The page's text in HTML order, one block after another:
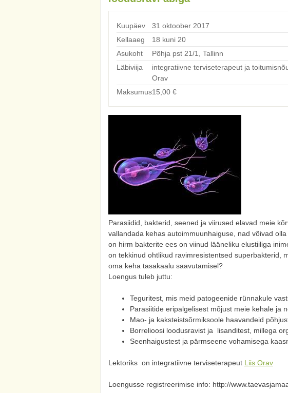
Kuupäev
31 oktoober 2017
Kellaaeg
18 kuni 20
Asukoht
Põhja pst 21/1, Tallinn
Läbiviija
integratiivne terviseterapeut ja
Orav
Maksumus15,00 €
Parasiidid, bakterid, seened ja viirused elavad meie
vallandada kehas autoimmuunhaiguse, nad võivad
on hirm bakterite ees on viinud lääneliku elustiiliga
on tekkinud ohtlikud ravimresistentsed superbakterid,
oma keha tasakaalu saavutamisel?
Loengus tuleb juttu:
Teguritest, mis meid patogeenide rünnakule
Parasiitide eripalgelisest mõjust meie kehale ja
Mao- ja kaksteistsõrmiksoole haavandeid
Borrelioosi loodusravist ja lisanditest, millega
Seenhaigustest ja pärmseene vohamisega
Lektoriks on integratiivne terviseterapeut Liis Orav
Loengusse registreerimise info: http://